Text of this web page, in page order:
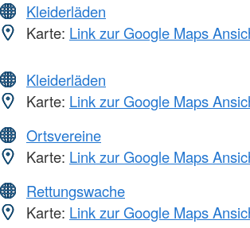
Kleiderläden
Karte: Link zur Google Maps
Kleiderläden
Karte: Link zur Google Maps
Ortsvereine
Karte: Link zur Google Maps
Rettungswache
Karte: Link zur Google Maps